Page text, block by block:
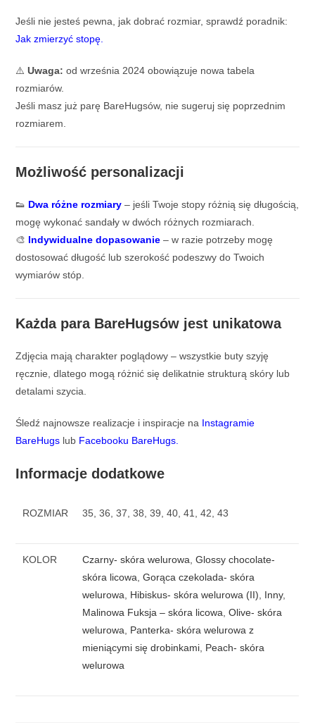
Jeśli nie jesteś pewna, jak dobrać rozmiar, sprawdź poradnik:
Jak zmierzyć stopę.
⚠️Uwaga: od września 2024 obowiązuje nowa tabela
rozmiarów.
Jeśli masz już parę BareHugsów, nie sugeruj się poprzednim
rozmiarem.
Możliwość personalizacji
👟 Dwa różne rozmiary – jeśli Twoje stopy różnią się długością,
mogę wykonać sandały w dwóch różnych rozmiarach.
🎨 Indywidualne dopasowanie – w razie potrzeby mogę
dostosować długość lub szerokość podeszwy do Twoich
wymiarów stóp.
Każda para BareHugsów jest unikatowa
Zdjęcia mają charakter poglądowy – wszystkie buty szyję
ręcznie, dlatego mogą różnić się delikatnie strukturą skóry lub
detalami szycia.
Śledź najnowsze realizacje i inspiracje na Instagramie
BareHugs lub Facebooku BareHugs.
Informacje dodatkowe
ROZMIAR 35, 36, 37, 38, 39, 40, 41, 42, 43
KOLOR Czarny- skóra welurowa,Glossy chocolate-
skóra licowa,Gorąca czekolada- skóra
welurowa, Hibiskus- skóra welurowa (II), Inny,
Malinowa Fuksja – skóra licowa,Olive- skóra
welurowa, Panterka- skóra welurowa z
mieniącymi się drobinkami, Peach- skóra
welurowa